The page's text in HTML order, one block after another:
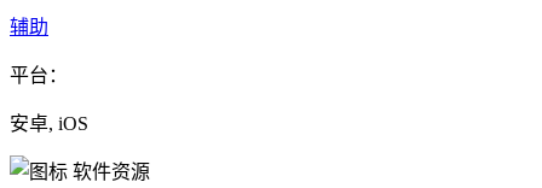
辅助
平台：
安卓, iOS
软件资源